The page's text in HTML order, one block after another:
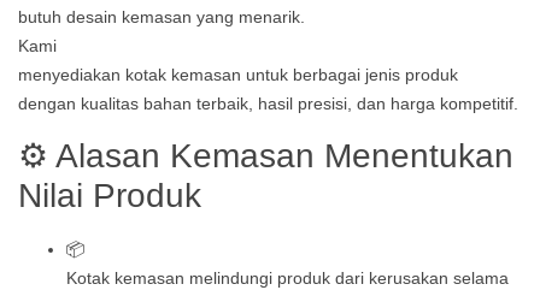
butuh desain kemasan yang menarik.
Kami
menyediakan kotak kemasan untuk berbagai jenis produk
dengan kualitas bahan terbaik, hasil presisi, dan harga kompetitif.
⚙️ Alasan Kemasan Menentukan
Nilai Produk
📦
Kotak kemasan melindungi produk dari kerusakan selama